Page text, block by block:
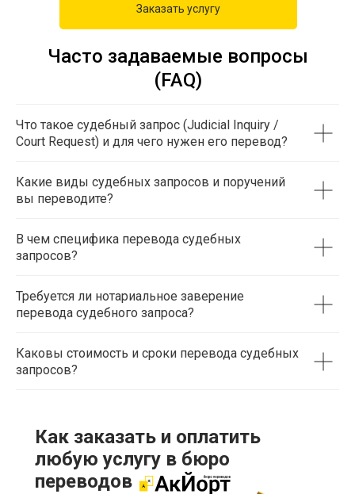
Заказать услугу
Часто задаваемые вопросы
(FAQ)
Что такое судебный запрос (Judicial Inquiry /
Court Request) и для чего нужен его перевод?
Какие виды судебных запросов и поручений
вы переводите?
В чем специфика перевода судебных
запросов?
Требуется ли нотариальное заверение
перевода судебного запроса?
Каковы стоимость и сроки перевода судебных
запросов?
Как заказать и оплатить
любую услугу в бюро
переводов